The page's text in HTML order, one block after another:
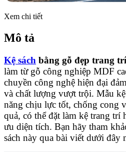
Xem chi tiết
Mô tả
Kệ sách bằng gỗ đẹp trang
làm từ gỗ công nghiệp MDF
chuyền công nghệ hiện đại
và chất lượng vượt trội. Mẫu
năng chịu lực tốt, chống cong
quả, có thể đặt làm kệ trang trí
ưu diện tích. Bạn hãy tham
sách này qua bài viết dưới đây